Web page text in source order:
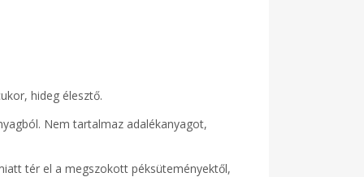
hideg élesztő.
Nem tartalmaz adalékanyagot,
tér el a megszokott péksüteményektől,